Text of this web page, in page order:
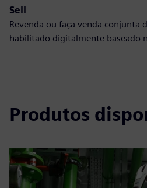
Sell
Revenda ou faça venda conjunta
habilitado digitalmente baseado
Produtos